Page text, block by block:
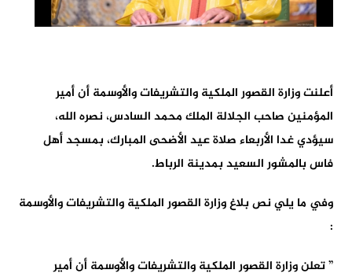
أعلنت وزارة القصور الملكية والتشريفات والأوسمة أن أمير
المؤمنين صاحب الجلالة الملك محمد السادس، نصره الله،
سيؤدي غدا الأربعاء صلاة عيد الأضحى المبارك، بمسجد أهل
فاس بالمشور السعيد بمدينة الرباط.
وفي ما يلي نص بلاغ وزارة القصور الملكية والتشريفات والأوسمة
:
” تعلن وزارة القصور الملكية والتشريفات والأوسمة أن أمير